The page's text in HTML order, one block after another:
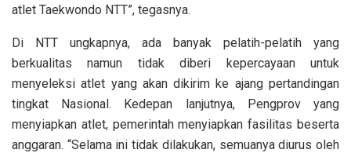
atlet Taekwondo NTT”, tegasnya.
Di NTT ungkapnya, ada banyak pelatih-pelatih yang
berkualitas namun tidak diberi kepercayaan untuk
menyeleksi atlet yang akan dikirim ke ajang pertandingan
tingkat Nasional. Kedepan lanjutnya, Pengprov yang
menyiapkan atlet, pemerintah menyiapkan fasilitas beserta
anggaran. “Selama ini tidak dilakukan, semuanya diurus oleh